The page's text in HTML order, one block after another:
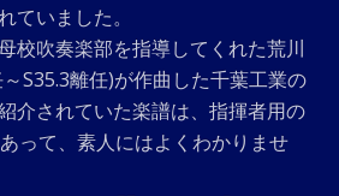
ていました。
校吹奏楽部を指導してくれた荒川
S35.3離任)が作曲した千葉工業の
介されていた楽譜は、指揮者用の
って、素人にはよくわかりませ